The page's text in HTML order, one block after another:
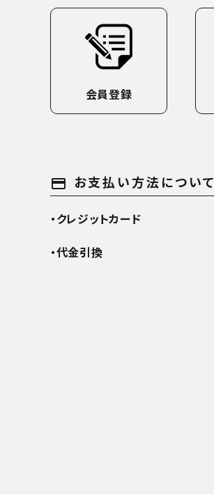
会員登録
payment お支払い方法について
・クレジットカード
・代金引換